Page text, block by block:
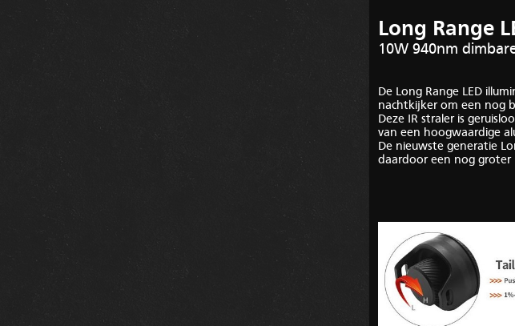
Long Range
10W 940nm
De Long Range LED
nachtkijker om een nog
Deze IR straler is
van een hoogwaardige
De nieuwste generatie
daardoor een nog groter